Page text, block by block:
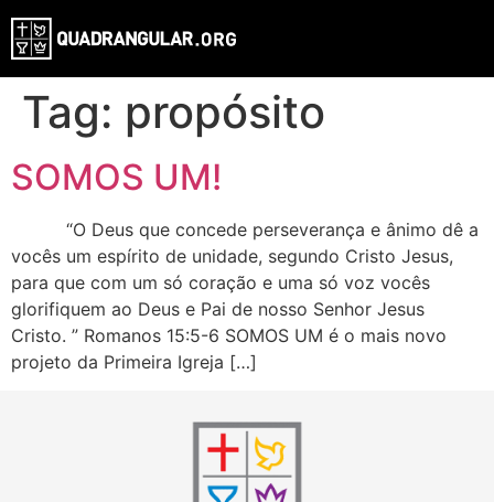
Tag: propósito
SOMOS UM!
“O Deus que concede perseverança e ânimo dê a
vocês um espírito de unidade, segundo Cristo Jesus,
para que com um só coração e uma só voz vocês
glorifiquem ao Deus e Pai de nosso Senhor Jesus
Cristo. ” Romanos 15:5-6 SOMOS UM é o mais novo
projeto da Primeira Igreja […]